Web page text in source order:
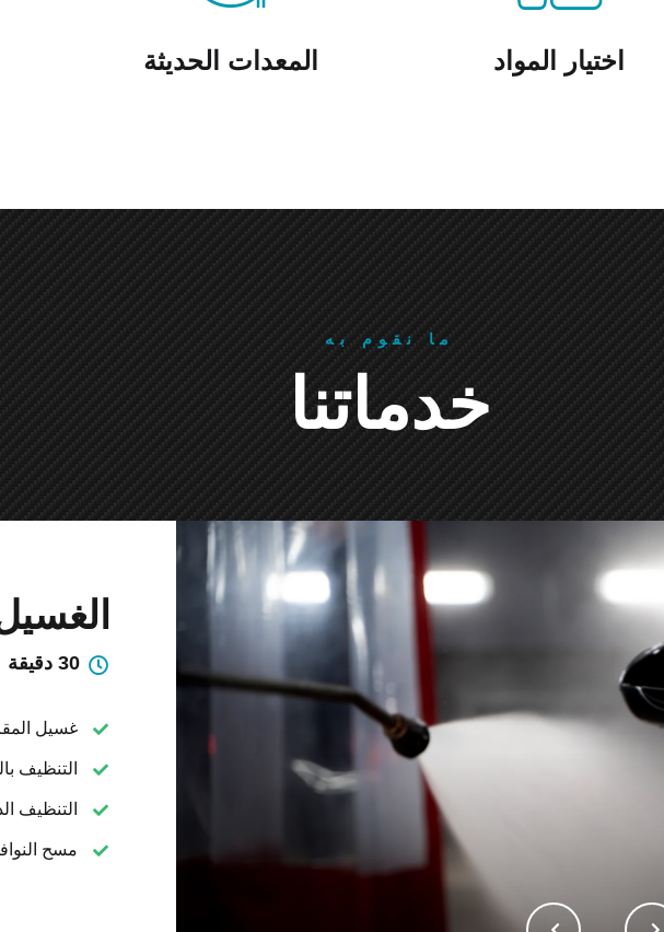
اختيار المواد المعدات الحديثة
ما نقوم به
خدماتنا
30 دقيقة
غسيل
التنظيف
التنظيف
مسح